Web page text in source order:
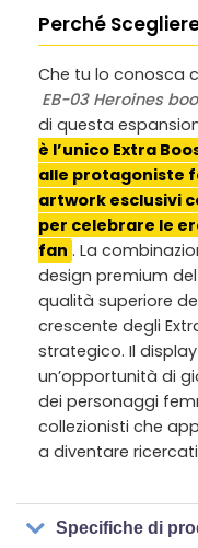
Perché
Che tu lo conosca
EB-03 Heroines
di questa
è l’unico Extra
alle protagoniste
artwork esclusivi
per celebrare le
fan . La
design premium
qualità superiore
crescente degli
strategico. Il
un’opportunità di
dei personaggi
collezionisti che
a diventare
Specifiche di